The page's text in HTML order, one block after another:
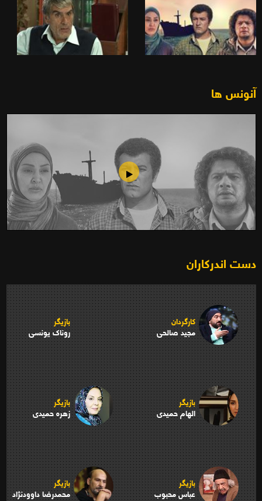
آنونس ها
دست اندرکاران
کارگردان
مجید صالحی
بازیگر
روناک یونسی
بازیگر
الهام حمیدی
بازیگر
زهره حمیدی
بازیگر
عباس محبوب
بازیگر
محمدرضا داوودنژاد